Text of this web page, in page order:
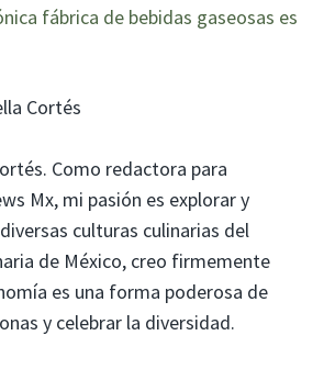
fábrica de bebidas gaseosas es
Cortés
Como redactora para
Mx, mi pasión es explorar y
culturas culinarias del
de México, creo firmemente
es una forma poderosa de
y celebrar la diversidad.